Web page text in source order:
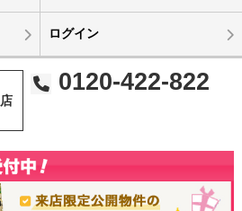
ログイン
0120-422-822